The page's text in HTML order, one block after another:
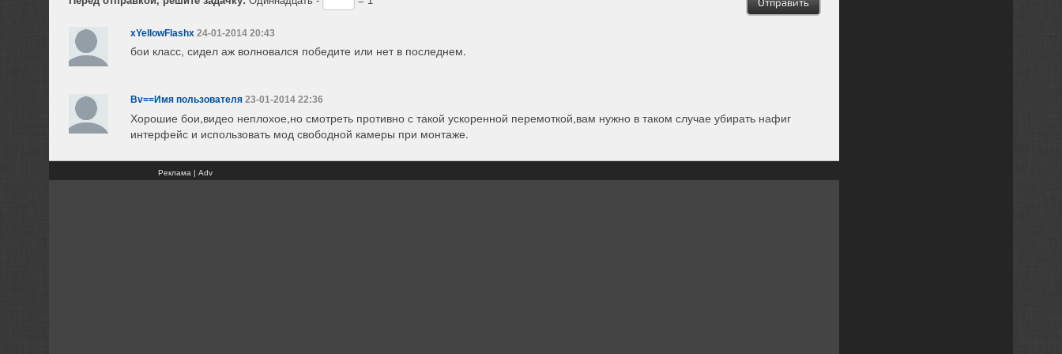
xYellowFlashx 24-01-2014 20:43
бои класс, сидел аж волновался победите или нет в последнем.
Bv==Имя пользователя 23-01-2014 22:36
Хорошие бои,видео неплохое,но смотреть противно с такой ускоренной перемоткой,вам нужно в таком случае убирать нафиг
интерфейс и использовать мод свободной камеры при монтаже.
Реклама | Adv